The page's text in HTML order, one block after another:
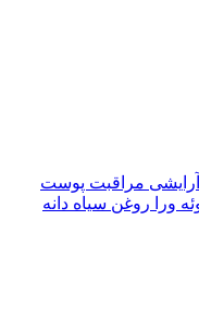
مراقبت پوست
ورا روغن سیاه دانه